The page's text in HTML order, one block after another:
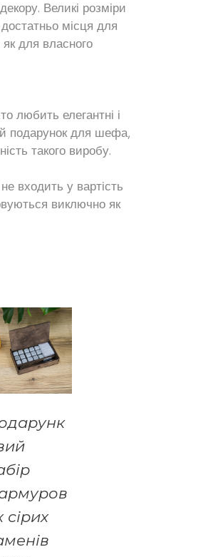
Великі розміри
місця для
як для власного
любить елегантні і
подарунок для шефа,
такого виробу.
входить у вартість
виключно як
сірих